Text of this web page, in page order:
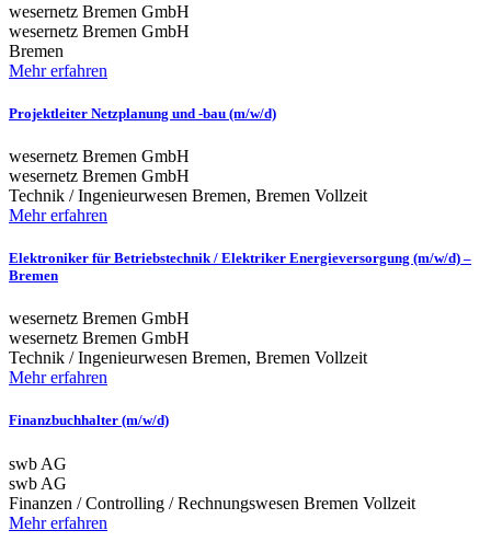
wesernetz Bremen GmbH
wesernetz Bremen GmbH
Bremen
Mehr erfahren
Projektleiter Netzplanung und -bau (m/w/d)
wesernetz Bremen GmbH
wesernetz Bremen GmbH
Technik / Ingenieurwesen Bremen, Bremen Vollzeit
Mehr erfahren
Elektroniker für Betriebstechnik / Elektriker Energieversorgung (m/w/d) –
Bremen
wesernetz Bremen GmbH
wesernetz Bremen GmbH
Technik / Ingenieurwesen Bremen, Bremen Vollzeit
Mehr erfahren
Finanzbuchhalter (m/w/d)
swb AG
swb AG
Finanzen / Controlling / Rechnungswesen Bremen Vollzeit
Mehr erfahren